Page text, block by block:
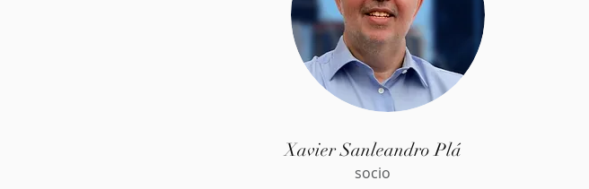
Xavier Sanleandro Plá
socio